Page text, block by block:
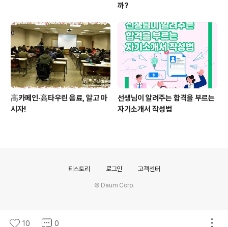
까?
高카페인·高타우린 음료, 알고 마
시자!
선생님이 알려주는 합격을 부르는
자기소개서 작성법
10 0
티스토리 로그인 고객센터
© Daum Corp.